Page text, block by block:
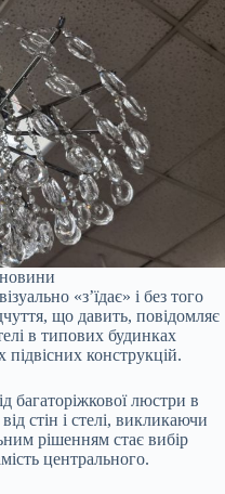
«з’їдає» і без того
що давить, повідомляє
в типових будинках
конструкцій.
багаторіжкової люстри в
стін і стелі, викликаючи
рішенням стає вибір
центрального.